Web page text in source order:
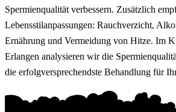
Spermienqualität verbessern. Zusätzlich
Lebensstilanpassungen: Rauchverzicht,
Ernährung und Vermeidung von Hitze. Im
Erlangen analysieren wir die
die erfolgversprechendste Behandlung für